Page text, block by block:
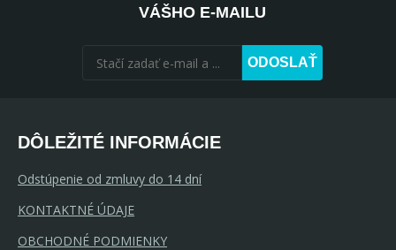
VÁŠHO E-MAILU
ODOSLAŤ
DÔLEŽITÉ INFORMÁCIE
Odstúpenie od zmluvy do 14 dní
KONTAKTNÉ ÚDAJE
OBCHODNÉ PODMIENKY